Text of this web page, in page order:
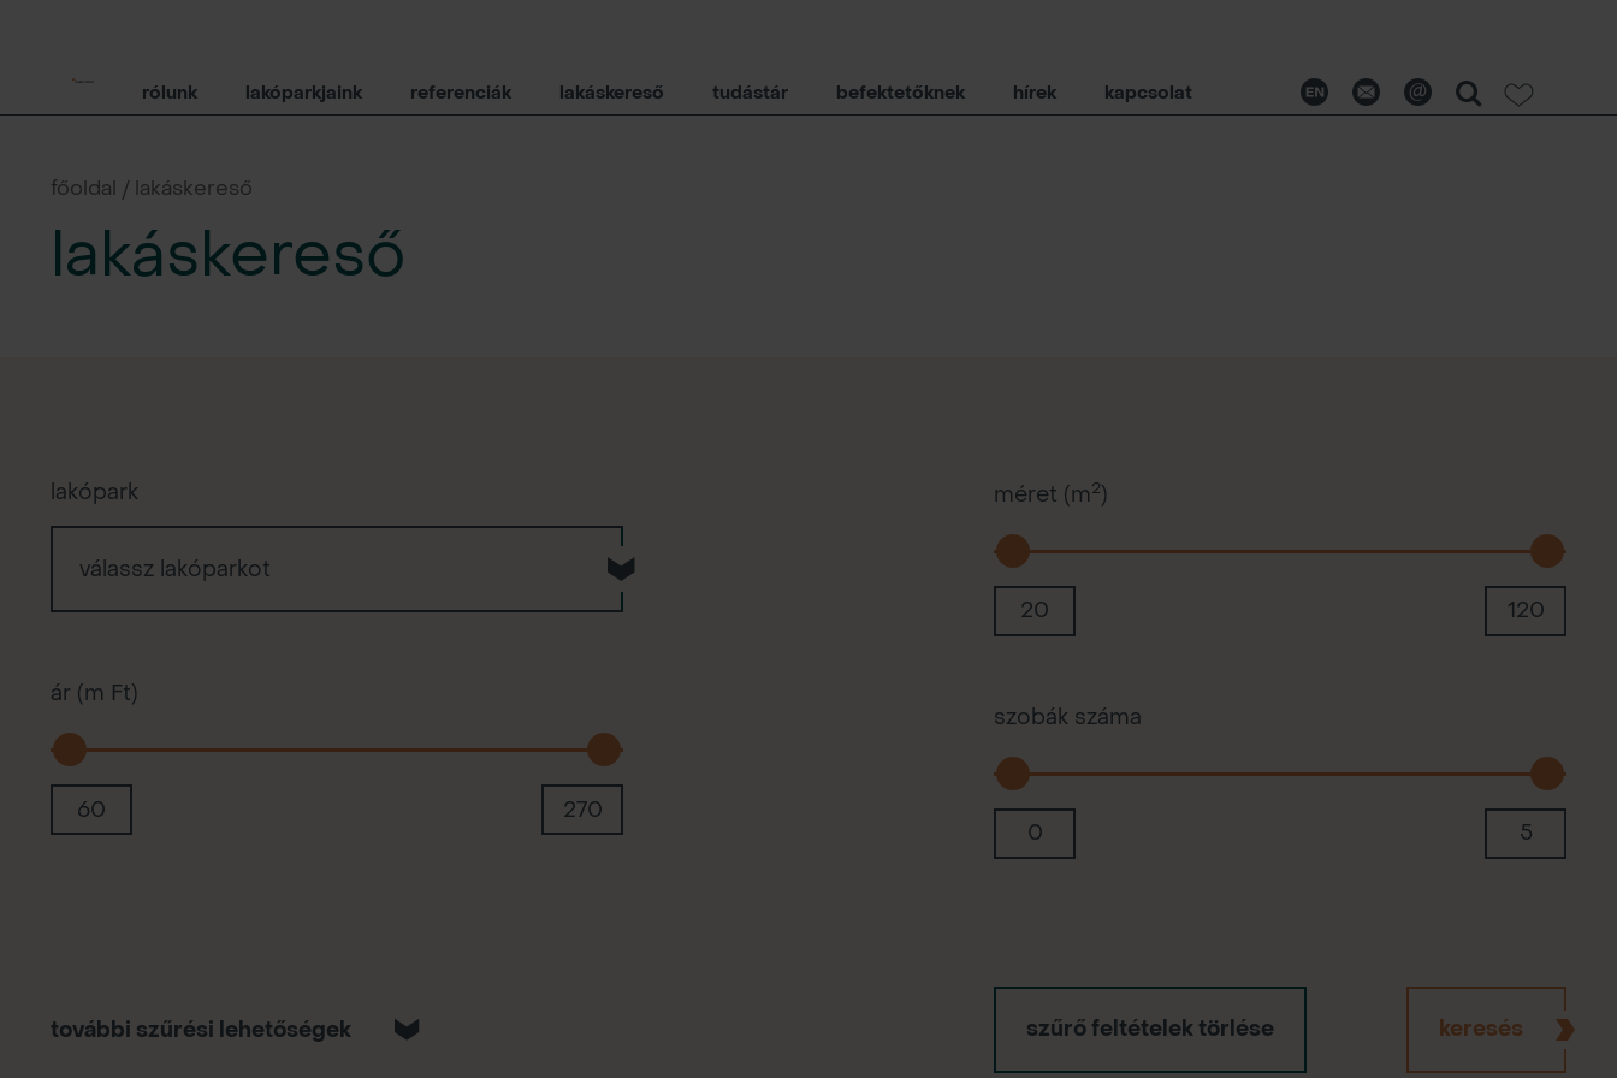
rólunk lakóparkjaink referenciák lakáskereső tudástár befektetőknek hírek kapcsolat
főoldal / lakáskereső
lakáskereső
lakópark
válassz lakóparkot
ár (m Ft)
méret (m2)
szobák száma
további szűrési lehetőségek szűrő feltételek törlése keresés